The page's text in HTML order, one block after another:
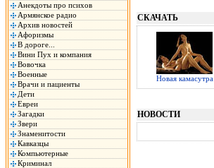
Анекдоты про психов
Армянское радио
Архив новостей
Афоризмы
В дороге...
Вини Пух и компания
Вовочка
Военные
Врачи и пациенты
Дети
Евреи
Загадки
Звери
Знаменитости
Кавказцы
Компьютерные
Криминал
СКАЧАТЬ
Новая камасутра
НОВОСТИ